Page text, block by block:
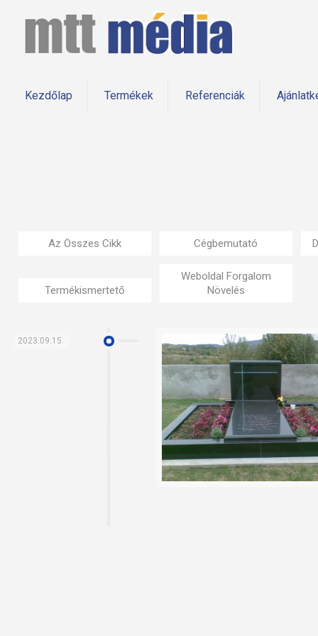
Kezdőlap Termékek Referenciák
Az Összes Cikk Cégbemutató
Termékismertető
Weboldal Forgalom
Növelés
2023.09.15.